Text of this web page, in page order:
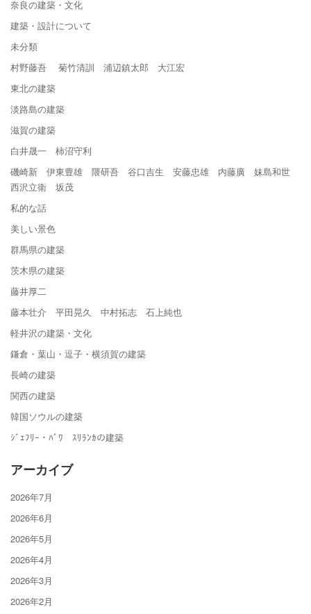
奈良の建築・文化
建築・設計について
未分類
村野藤吾 菊竹清訓 浦辺鎮太郎 大江宏
東北の建築
淡路島の建築
滋賀の建築
白井晟一 柿沼守利
磯崎新 伊東豊雄 隈研吾 谷口吉生 安藤忠雄 内藤廣 妹島和世
西沢立衛 坂茂
私的な話
美しい景色
群馬県の建築
茨木県の建築
藤井厚二
藤本壮介 平田晃久 中村拓志 石上純也
軽井沢の建築・文化
鎌倉・葉山・逗子・横須賀の建築
長崎の建築
関西の建築
韓国ソウルの建築
ｼﾞｪﾌﾘｰ・ﾊﾞﾜ ｽﾘﾗﾝｶの建築
アーカイブ
2026年7月
2026年6月
2026年5月
2026年4月
2026年3月
2026年2月